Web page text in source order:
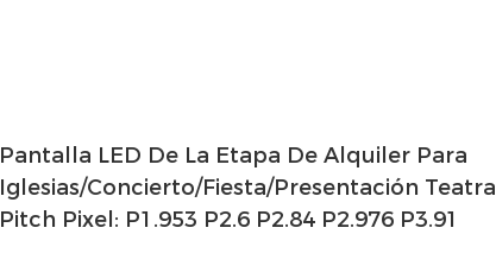
Pantalla LED De La Etapa De Alquiler Para
Iglesias/concierto/fiesta/presentación Teatral
Pitch Pixel: P1.953 P2.6 P2.84 P2.976 P3.91